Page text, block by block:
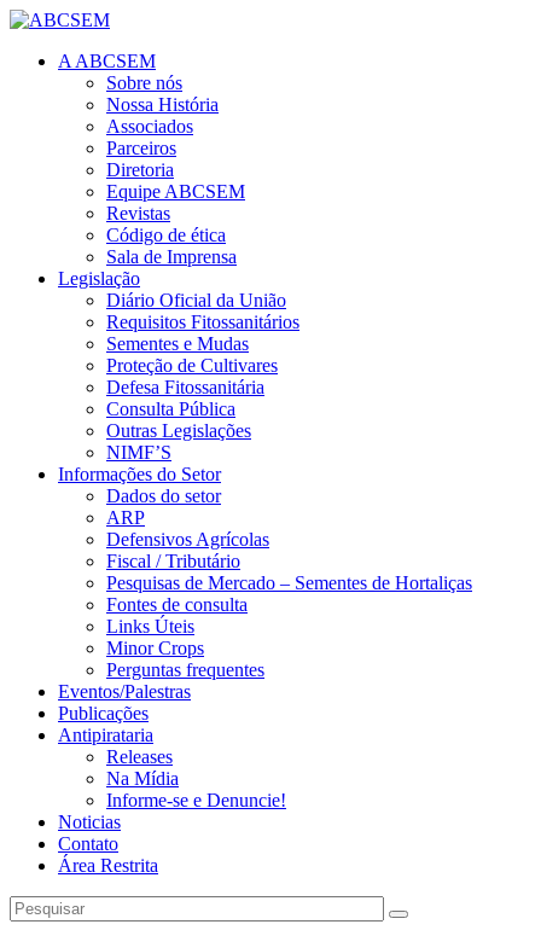
A ABCSEM
Sobre nós
Nossa História
Associados
Parceiros
Diretoria
Equipe ABCSEM
Revistas
Código de ética
Sala de Imprensa
Legislação
Diário Oficial da União
Requisitos Fitossanitários
Sementes e Mudas
Proteção de Cultivares
Defesa Fitossanitária
Consulta Pública
Outras Legislações
NIMF’S
Informações do Setor
Dados do setor
ARP
Defensivos Agrícolas
Fiscal / Tributário
Pesquisas de Mercado – Sementes de Hortaliças
Fontes de consulta
Links Úteis
Minor Crops
Perguntas frequentes
Eventos/Palestras
Publicações
Antipirataria
Releases
Na Mídia
Informe-se e Denuncie!
Noticias
Contato
Área Restrita